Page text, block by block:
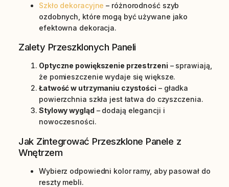
Szkło dekoracyjne – różnorodność szyb
ozdobnych, które mogą być używane jako
efektowna dekoracja.
Zalety Przeszklonych Paneli
Optyczne powiększenie przestrzeni – sprawiają,
że pomieszczenie wydaje się większe.
Łatwość w utrzymaniu czystości – gładka
powierzchnia szkła jest łatwa do czyszczenia.
Stylowy wygląd – dodają elegancji i
nowoczesności.
Jak Zintegrować Przeszklone Panele z
Wnętrzem
Wybierz odpowiedni kolor ramy, aby pasował do
reszty mebli.